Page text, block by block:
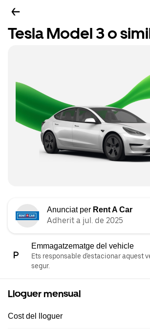
Tesla Model 3 o
Anunciat per Rent A Car
Adherit a jul. de 2025
Emmagatzematge del vehicle
Ets responsable d'estacionar aquest
segur.
Lloguer mensual
Cost del lloguer